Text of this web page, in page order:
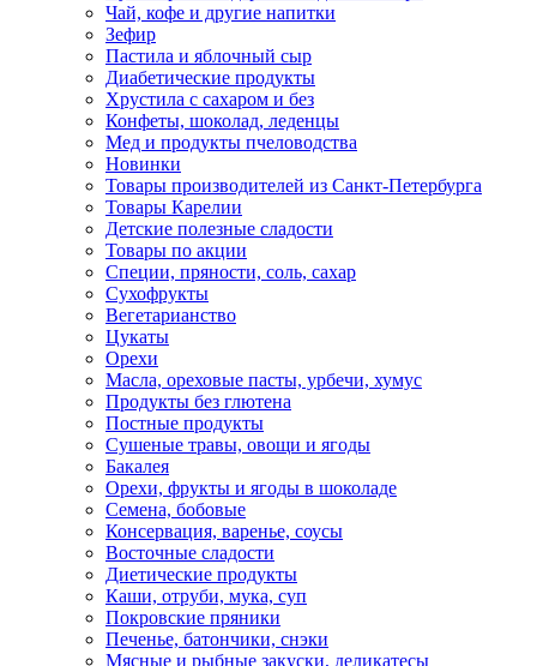
Чай, кофе и другие напитки
Зефир
Пастила и яблочный сыр
Диабетические продукты
Хрустила с сахаром и без
Конфеты, шоколад, леденцы
Мед и продукты пчеловодства
Новинки
Товары производителей из Санкт-Петербурга
Товары Карелии
Детские полезные сладости
Товары по акции
Специи, пряности, соль, сахар
Сухофрукты
Вегетарианство
Цукаты
Орехи
Масла, ореховые пасты, урбечи, хумус
Продукты без глютена
Постные продукты
Сушеные травы, овощи и ягоды
Бакалея
Орехи, фрукты и ягоды в шоколаде
Семена, бобовые
Консервация, варенье, соусы
Восточные сладости
Диетические продукты
Каши, отруби, мука, суп
Покровские пряники
Печенье, батончики, снэки
Мясные и рыбные закуски, деликатесы